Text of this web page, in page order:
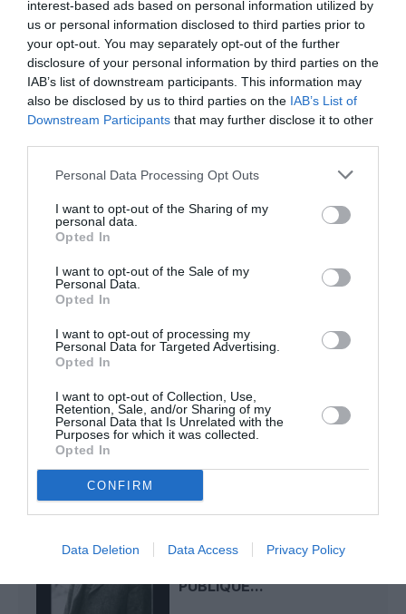
interest-based ads based on personal information utilized by
us or personal information disclosed to third parties prior to
your opt-out. You may separately opt-out of the further
disclosure of your personal information by third parties on the
IAB’s list of downstream participants. This information may
also be disclosed by us to third parties on the IAB’s List of
Downstream Participants that may further disclose it to other
Personal Data Processing Opt Outs
I want to opt-out of the Sharing of my
personal data.
Opted In
I want to opt-out of the Sale of my
Personal Data.
Opted In
I want to opt-out of processing my
Personal Data for Targeted Advertising.
Opted In
I want to opt-out of Collection, Use,
Retention, Sale, and/or Sharing of my
Personal Data that Is Unrelated with the
Purposes for which it was collected.
Opted In
CONFIRM
Data Deletion Data Access Privacy Policy
Contrôles aux frontières entre l’Espagne et l’Italie : des
arrivées plus longues, des correspondances à risque
Nico a commenté l'article :
Il s’est masturbé sur une passagère endormie : trois ans
de prison et interdiction de séjour en Thaïlande
histoire de l'aviation
LIRE AUSSI
CIEL : DÉPART DE
BEAUMONT POUR LA...
CIEL : UNE
PUBLIQUE...